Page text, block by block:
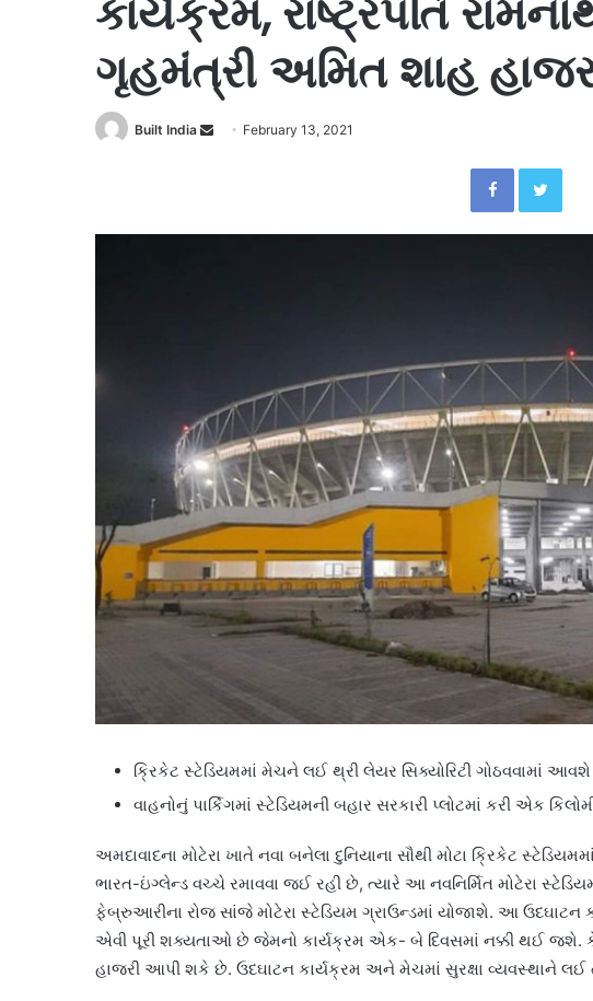
કાર્યક્રમ, રાષ્ટ્રપતિ
ગૃહમંત્રી અમિત શાહ
Built India
Send February 13, 2021
Facebook
ક્રિકેટ સ્ટેડિયમમાં મેચને લઈ થ્રી લેયર સિક્યોરિટી ગોઠવવામાં આવશે
વાહનોનું પાર્કિગમાં સ્ટેડિયમની બહાર સરકારી પ્લોટમાં કરી એક
અમદાવાદના મોટેરા ખાતે નવા બનેલા દુનિયાના સૌથી મોટા ક્રિકેટ
ભારત-ઇંગ્લેન્ડ વચ્ચે રમાવવા જઈ રહી છે, ત્યારે આ નવનિર્મિત મોટેરા
ફેબ્રુઆરીના રોજ સાંજે મોટેરા સ્ટેડિયમ ગ્રાઉન્ડમાં યોજાશે. આ ઉદઘાટન
એવી પૂરી શક્યતાઓ છે જેમનો કાર્યક્રમ એક- બે દિવસમાં નક્કી થઈ જશે.
હાજરી આપી શકે છે. ઉદઘાટન કાર્યક્રમ અને મેચમાં સુરક્ષા વ્યવસ્થાને